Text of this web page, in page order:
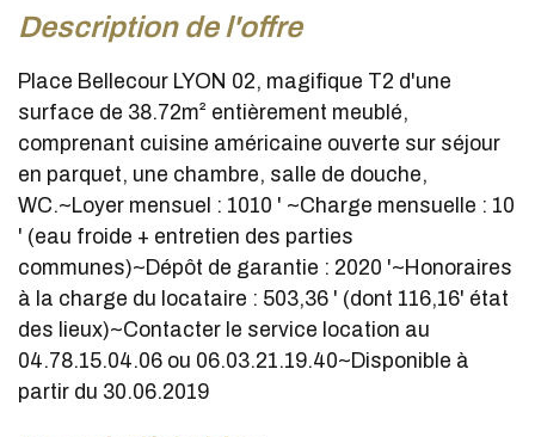
description de l'offre
Place Bellecour LYON 02, magifique T2 d'une
surface de 38.72m² entièrement meublé,
comprenant cuisine américaine ouverte sur séjour
en parquet, une chambre, salle de douche,
WC.~Loyer mensuel : 1010 ' ~Charge mensuelle : 10
' (eau froide + entretien des parties
communes)~Dépôt de garantie : 2020 '~Honoraires
à la charge du locataire : 503,36 ' (dont 116,16' état
des lieux)~Contacter le service location au
04.78.15.04.06 ou 06.03.21.19.40~Disponible à
partir du 30.06.2019